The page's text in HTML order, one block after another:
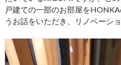
戸建ての一部のお部屋を
うお話をいただき、リノベーシ